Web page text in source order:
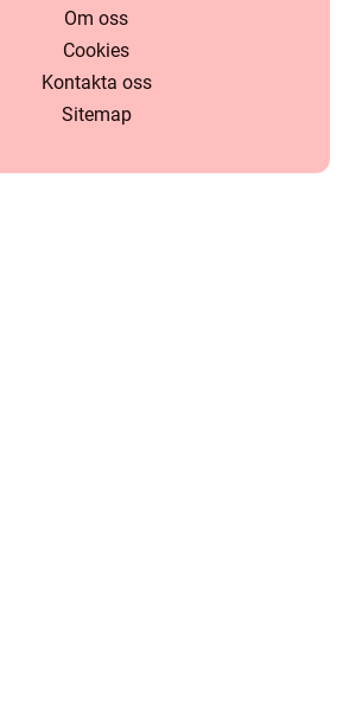
Om oss
Cookies
Kontakta oss
Sitemap